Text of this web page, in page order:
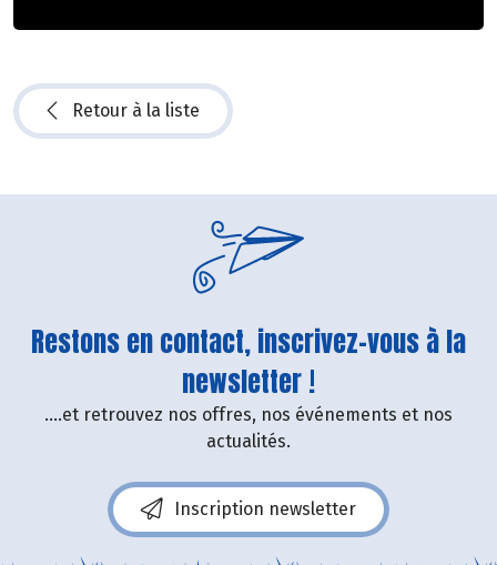
Retour à la liste
Restons en contact, inscrivez-vous à la
newsletter !
....et retrouvez nos offres, nos événements et nos
actualités.
Inscription newsletter